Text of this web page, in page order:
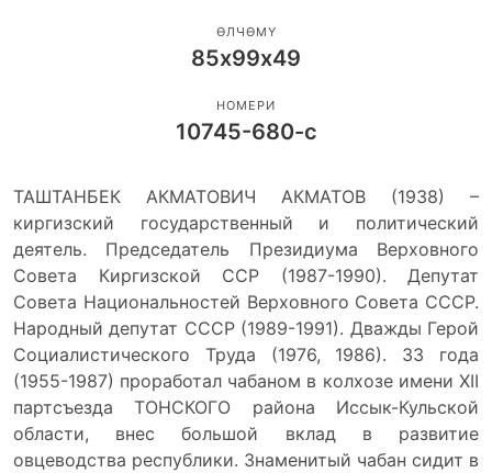
ӨЛЧӨМҮ
85х99х49
НОМЕРИ
10745-680-с
ТАШТАНБЕК АКМАТОВИЧ АКМАТОВ (1938) –
киргизский государственный и политический
деятель. Председатель Президиума Верховного
Совета Киргизской ССР (1987-1990). Депутат
Совета Национальностей Верховного Совета СССР.
Народный депутат СССР (1989-1991). Дважды Герой
Социалистического Труда (1976, 1986). 33 года
(1955-1987) проработал чабаном в колхозе имени XII
партсъезда ТОНСКОГО района Иссык-Кульской
области, внес большой вклад в развитие
овцеводства республики. Знаменитый чабан сидит в